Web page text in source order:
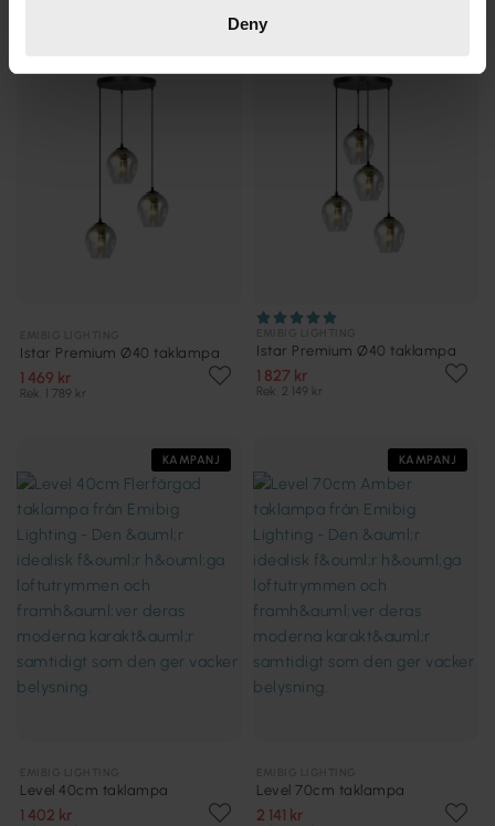
Deny
Istar Premium Ø40 taklampa
1 469 kr
Rek. 1 789 kr
Istar Premium Ø40 taklampa
1 827 kr
Rek. 2 149 kr
KAMPANJ
Level 40cm taklampa
1 402 kr
KAMPANJ
Level 70cm taklampa
2 141 kr